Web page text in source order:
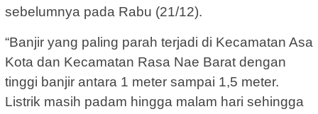
sebelumnya pada Rabu (21/12).
“Banjir yang paling parah terjadi di Kecamatan Asa
Kota dan Kecamatan Rasa Nae Barat dengan
tinggi banjir antara 1 meter sampai 1,5 meter.
Listrik masih padam hingga malam hari sehingga